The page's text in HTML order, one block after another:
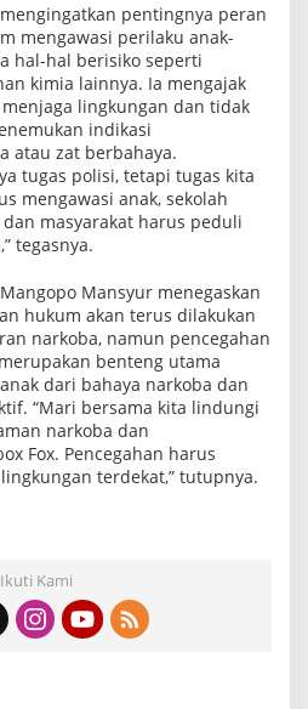
pentingnya peran
mengawasi perilaku anak-
hal-hal berisiko seperti
kimia lainnya. Ia mengajak
lingkungan dan tidak
indikasi
atau zat berbahaya.
tugas polisi, tetapi tugas kita
mengawasi anak, sekolah
masyarakat harus peduli
tegasnya.
Mansyur menegaskan
hukum akan terus dilakukan
narkoba, namun pencegahan
benteng utama
dari bahaya narkoba dan
“Mari bersama kita lindungi
narkoba dan
Fox. Pencegahan harus
terdekat,” tutupnya.
Ikuti Kami